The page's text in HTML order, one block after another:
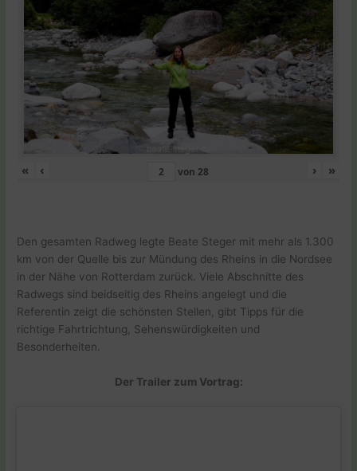
« ‹ von 28 › »
Den gesamten Radweg legte Beate Steger mit mehr als 1.300
km von der Quelle bis zur Mündung des Rheins in die Nordsee
in der Nähe von Rotterdam zurück. Viele Abschnitte des
Radwegs sind beidseitig des Rheins angelegt und die
Referentin zeigt die schönsten Stellen, gibt Tipps für die
richtige Fahrtrichtung, Sehenswürdigkeiten und
Besonderheiten.
Der Trailer zum Vortrag: